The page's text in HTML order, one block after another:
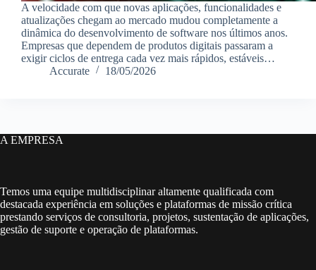
A velocidade com que novas aplicações, funcionalidades e
atualizações chegam ao mercado mudou completamente a
dinâmica do desenvolvimento de software nos últimos anos.
Empresas que dependem de produtos digitais passaram a
exigir ciclos de entrega cada vez mais rápidos, estáveis…
Accurate
18/05/2026
A EMPRESA
Temos uma equipe multidisciplinar altamente qualificada com
destacada experiência em soluções e plataformas de missão crítica
prestando serviços de consultoria, projetos, sustentação de aplicações,
gestão de suporte e operação de plataformas.